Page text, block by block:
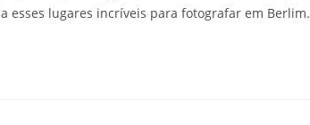
esses lugares incríveis para fotografar em Berlim.